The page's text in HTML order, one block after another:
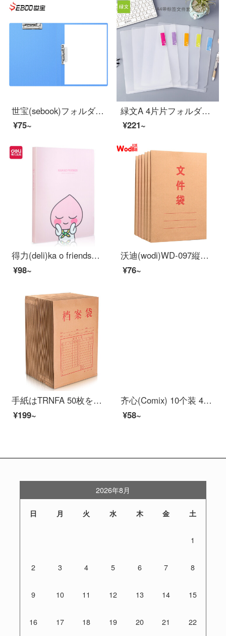
世宝(sebook)フォルダ単双資料集a 4シンプロ耐久ダブルクランプ
¥75~
緑文A 4片片フォルダは名刺L型ファイルカバーファイル袋と砂磨き透明片面カバーカバーカバー開口カバーカバーカバーカバーカバーカバーカバーカバーカバーカバーカバーカバーカバーカバーカバーカバーカバーカバーカバーカバーカバーカバーカバーカバーカバーカバーカバ...
¥221~
得力(deli)ka o friends学生资料册A 4/40ページのル-ズリフフォルダの答案用纸の资料を分科して袋を収纳します72506とと桃
¥98~
沃迪(wodi)WD-097縦式クラフト紙ファイル袋入札契約書類書類書類袋200 G 10枚入オーフォス用品
¥76~
手紙はTRNFA 50枚を発送します。クラフトート紙の袋A 180グラム、3 cmの厚さの書類袋です。資料袋TN-DA 1803。
¥199~
齐心(Comix) 10个装 40mm高质感A4竖式クラフト紙档案袋/文件袋/资料袋 EA6017 オフィス文具
¥58~
2026年8月
日 月 火 水 木 金 土
1
2 3 4 5 6 7 8
9 10 11 12 13 14 15
16 17 18 19 20 21 22